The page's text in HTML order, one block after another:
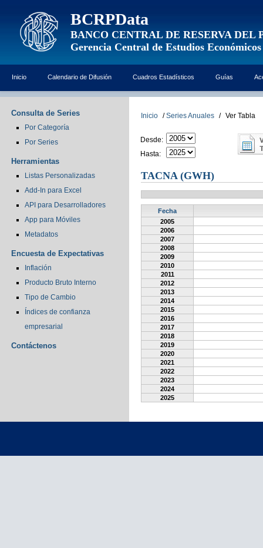
BCRPData
BANCO CENTRAL DE RESERVA DEL
Gerencia Central de Estudios Económicos
Inicio Calendario de Difusión Cuadros Estadísticos Guías
Consulta de Series
Por Categoría
Por Series
Herramientas
Listas Personalizadas
Add-In para Excel
API para Desarrolladores
App para Móviles
Metadatos
Encuesta de Expectativas
Inflación
Producto Bruto Interno
Tipo de Cambio
Índices de confianza
empresarial
Contáctenos
Inicio / Series Anuales / Ver Tabla
Desde:
Hasta:
TACNA (GWH)
Fecha
2005
2006
2007
2008
2009
2010
2011
2012
2013
2014
2015
2016
2017
2018
2019
2020
2021
2022
2023
2024
2025